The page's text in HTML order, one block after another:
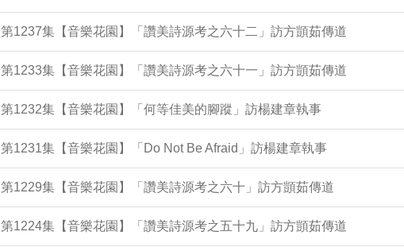
第1237集【音樂花園】「讚美詩源考之六十二」訪方顗茹傳道
第1233集【音樂花園】「讚美詩源考之六十一」訪方顗茹傳道
第1232集【音樂花園】「何等佳美的腳蹤」訪楊建章執事
第1231集【音樂花園】「Do Not Be Afraid」訪楊建章執事
第1229集【音樂花園】「讚美詩源考之六十」訪方顗茹傳道
第1224集【音樂花園】「讚美詩源考之五十九」訪方顗茹傳道